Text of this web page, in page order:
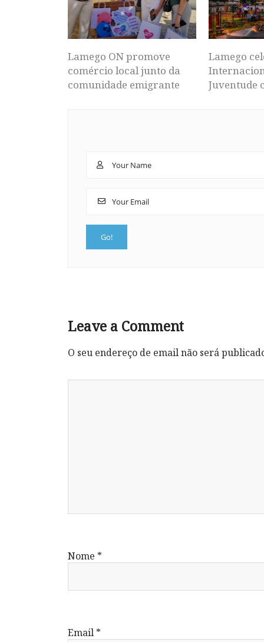
Lamego ON promove
comércio local junto da
comunidade emigrante
Lamego
Juventude
Leave a Comment
O seu endereço de email não será
Nome *
Email *